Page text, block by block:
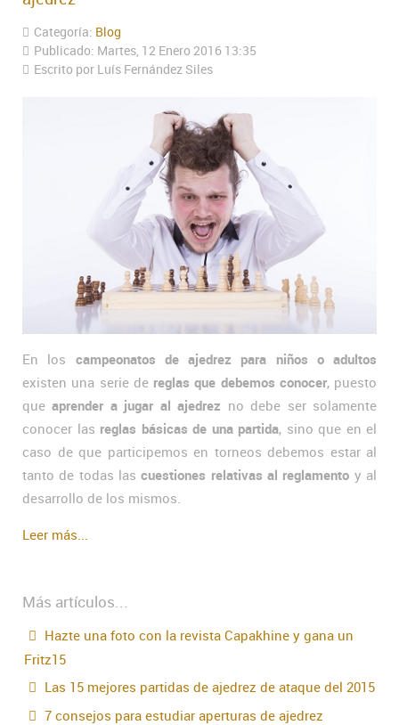
Categoría: Blog
Publicado: Martes, 12 Enero 2016 13:35
Escrito por Luís Fernández Siles
En los campeonatos de ajedrez para niños o adultos
existen una serie de reglas que debemos conocer, puesto
queaprender a jugar al ajedrez no debe ser solamente
conocer las reglas básicas de una partida, sino que en el
caso de que participemos en torneos debemos estar al
tanto de todas lascuestiones relativas al reglamento y al
desarrollo de los mismos.
Leer más...
Más artículos...
Hazte una foto con la revista Capakhine y gana un
Fritz15
Las 15 mejores partidas de ajedrez de ataque del 2015
7 consejos para estudiar aperturas de ajedrez